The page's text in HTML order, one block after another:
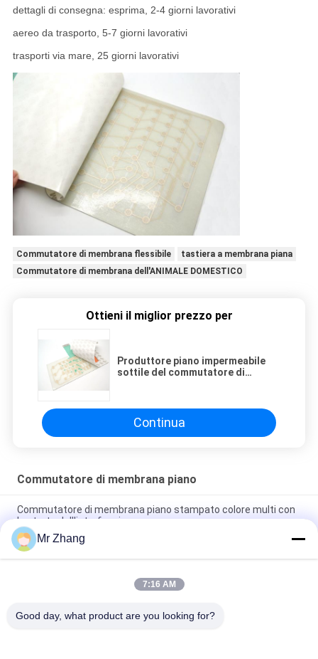
dettagli di consegna: esprima, 2-4 giorni lavorativi
aereo da trasporto, 5-7 giorni lavorativi
trasporti via mare, 25 giorni lavorativi
Commutatore di membrana flessibile
tastiera a membrana piana
Commutatore di membrana dell'ANIMALE DOMESTICO
Ottieni il miglior prezzo per
Produttore piano impermeabile
sottile del commutatore di
Continua
Commutatore di membrana piano
Commutatore di membrana piano stampato colore multi con
lo strato dell'interfaccia umana
Resistenza di scossa su ordinazione di Logo Metal Dome
Membrane Keypad
Commutatore di membrana piano del pulsante resistente del
Mr Zhang
7:16 AM
Good day, what product are you looking for?